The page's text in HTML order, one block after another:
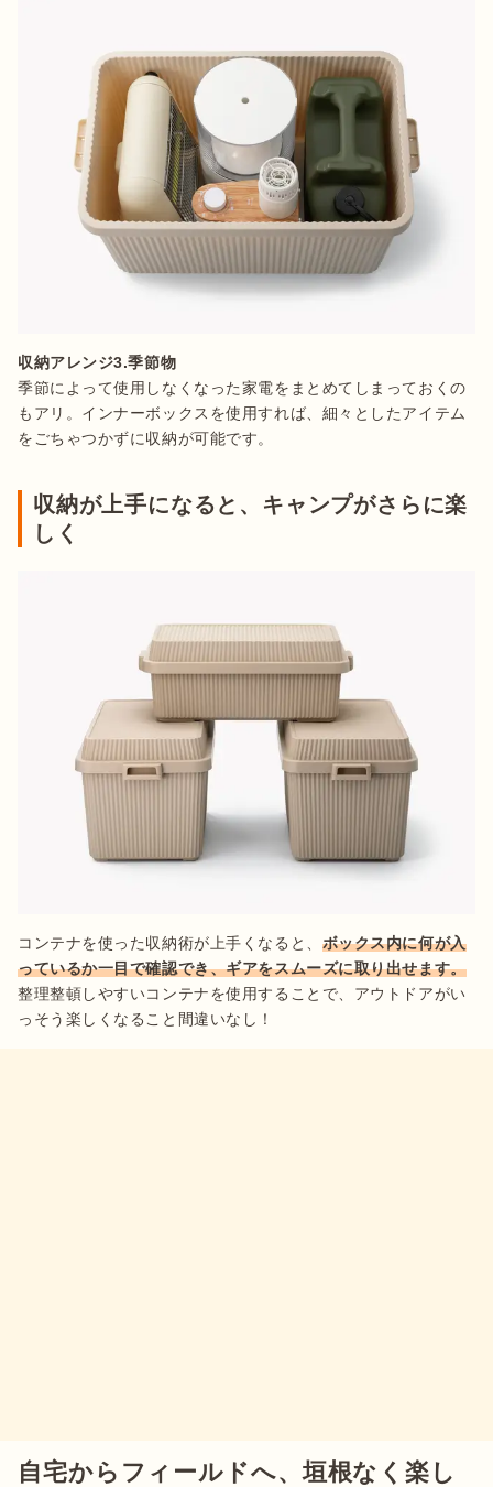
収納アレンジ3.季節物
季節によって使用しなくなった家電をまとめてしまっておくの
もアリ。インナーボックスを使用すれば、細々としたアイテム
をごちゃつかずに収納が可能です。
収納が上手になると、キャンプがさらに楽
しく
コンテナを使った収納術が上手くなると、 ボックス内に何が入
っているか一目で確認でき、ギアをスムーズに取り出せます。
整理整頓しやすいコンテナを使用することで、アウトドアがい
っそう楽しくなること間違いなし！
自宅からフィールドへ、垣根なく楽し